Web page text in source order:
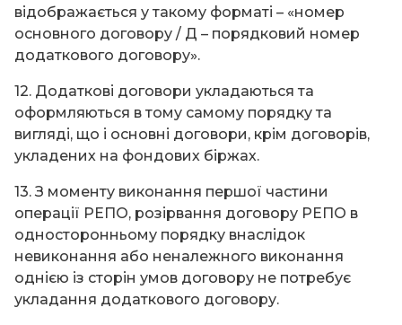
відображається у такому форматі – «номер
основного договору / Д – порядковий номер
додаткового договору».
12. Додаткові договори укладаються та
оформляються в тому самому порядку та
вигляді, що і основні договори, крім договорів,
укладених на фондових біржах.
13. З моменту виконання першої частини
операції РЕПО, розірвання договору РЕПО в
односторонньому порядку внаслідок
невиконання або неналежного виконання
однією із сторін умов договору не потребує
укладання додаткового договору.